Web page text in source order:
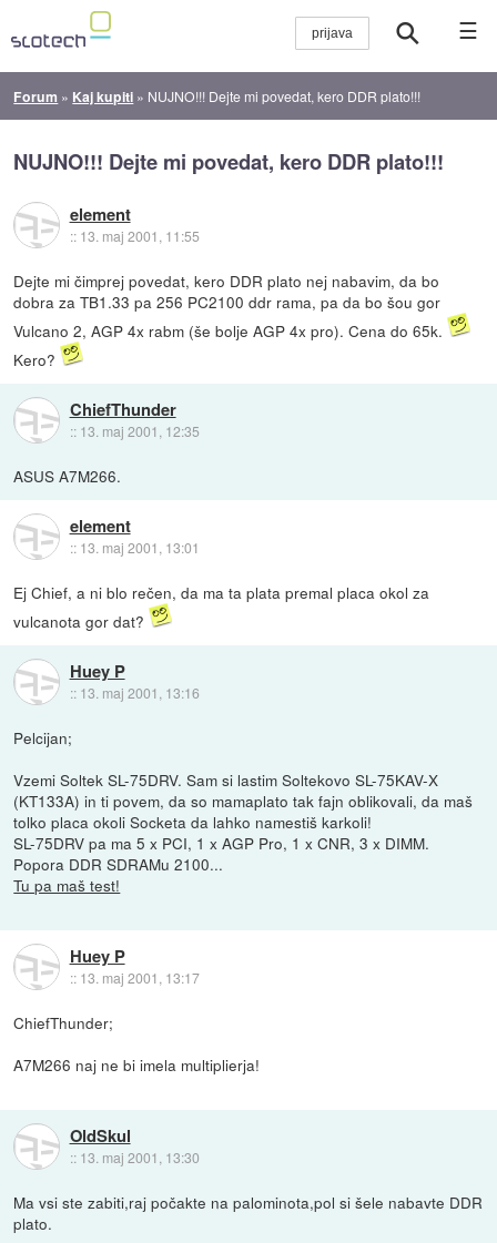
☰
Forum » Kaj kupiti » NUJNO!!! Dejte mi povedat, kero DDR plato!!!
NUJNO!!! Dejte mi povedat, kero DDR plato!!!
element
:: 13. maj 2001, 11:55
Dejte mi čimprej povedat, kero DDR plato nej nabavim, da bo
dobra za TB1.33 pa 256 PC2100 ddr rama, pa da bo šou gor
Vulcano 2, AGP 4x rabm (še bolje AGP 4x pro). Cena do 65k.
Kero?
ChiefThunder
:: 13. maj 2001, 12:35
ASUS A7M266.
element
:: 13. maj 2001, 13:01
Ej Chief, a ni blo rečen, da ma ta plata premal placa okol za
vulcanota gor dat?
Huey P
:: 13. maj 2001, 13:16
Pelcijan;
Vzemi Soltek SL-75DRV. Sam si lastim Soltekovo SL-75KAV-X
(KT133A) in ti povem, da so mamaplato tak fajn oblikovali, da maš
tolko placa okoli Socketa da lahko namestiš karkoli!
SL-75DRV pa ma 5 x PCI, 1 x AGP Pro, 1 x CNR, 3 x DIMM.
Popora DDR SDRAMu 2100...
Tu pa maš test!
Huey P
:: 13. maj 2001, 13:17
ChiefThunder;
A7M266 naj ne bi imela multiplierja!
OldSkul
:: 13. maj 2001, 13:30
Ma vsi ste zabiti,raj počakte na palominota,pol si šele nabavte DDR
plato.